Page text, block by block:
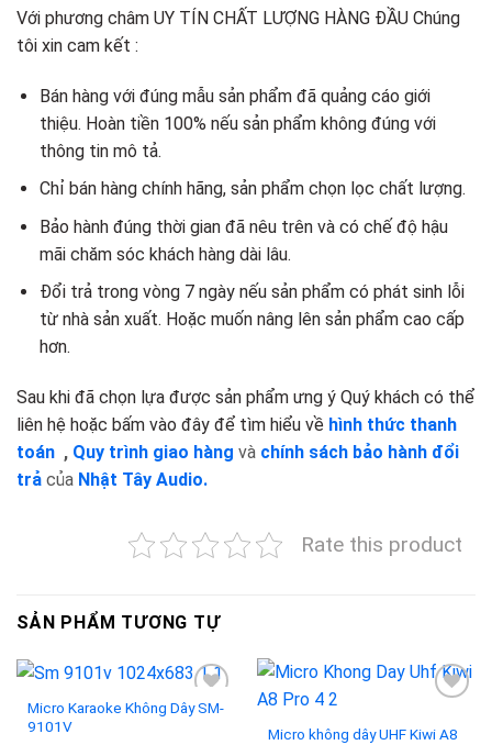
Với phương châm UY TÍN CHẤT LƯỢNG HÀNG ĐẦU Chúng
tôi xin cam kết :
Bán hàng với đúng mẫu sản phẩm đã quảng cáo giới
thiệu. Hoàn tiền 100% nếu sản phẩm không đúng với
thông tin mô tả.
Chỉ bán hàng chính hãng, sản phẩm chọn lọc chất lượng.
Bảo hành đúng thời gian đã nêu trên và có chế độ hậu
mãi chăm sóc khách hàng dài lâu.
Đổi trả trong vòng 7 ngày nếu sản phẩm có phát sinh lỗi
từ nhà sản xuất. Hoặc muốn nâng lên sản phẩm cao cấp
hơn.
Sau khi đã chọn lựa được sản phẩm ưng ý Quý khách có thể
liên hệ hoặc bấm vào đây để tìm hiểu về hình thức thanh
toán , Quy trình giao hàng và chính sách bảo hành đổi
trả của Nhật Tây Audio.
Rate this product
SẢN PHẨM TƯƠNG TỰ
Micro Karaoke Không Dây SM-
9101V
Micro không dây UHF Kiwi A8